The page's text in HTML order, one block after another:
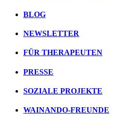
BLOG
NEWSLETTER
FÜR THERAPEUTEN
PRESSE
SOZIALE PROJEKTE
WAINANDO-FREUNDE